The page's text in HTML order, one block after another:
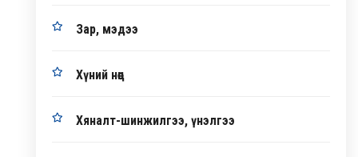
Зар, мэдээ
Хүний нөөц
Хяналт-шинжилгээ, үнэлгээ